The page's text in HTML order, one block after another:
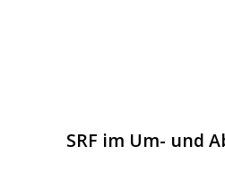
GLEICHSTELLUNG &
FÜR
KONTAKT
SRF im Um- und